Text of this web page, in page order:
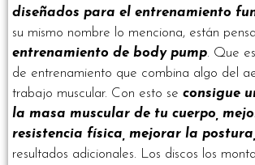
diseñados para el entrenamiento
su mismo nombre lo menciona, están
entrenamiento de body pump. Que
de entrenamiento que combina algo del
trabajo muscular. Con esto se consigue
la masa muscular de tu cuerpo,
resistencia física, mejorar la postura,
resultados adicionales. Los discos los